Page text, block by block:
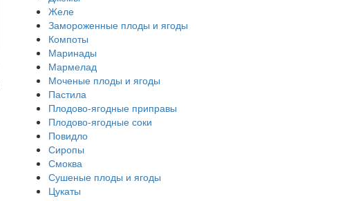
Желе
Замороженные плоды и ягоды
Компоты
Маринады
Мармелад
Моченые плоды и ягоды
Пастила
Плодово-ягодные приправы
Плодово-ягодные соки
Повидло
Сиропы
Смоква
Сушеные плоды и ягоды
Цукаты